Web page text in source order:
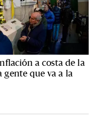
a costa de la
que va a la